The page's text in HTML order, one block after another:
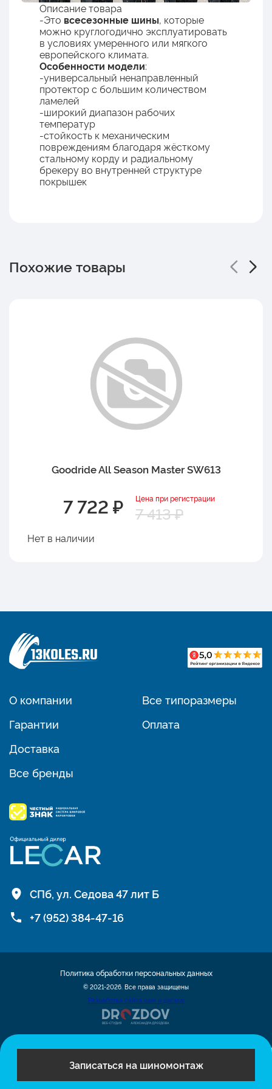
Записаться на шиномонтаж
Описание товара
-Это всесезонные шины, которые
можно круглогодично эксплуатировать
в условиях умеренного или мягкого
европейского климата.
Особенности модели:
-универсальный ненаправленный
протектор с большим количеством
ламелей
-широкий диапазон рабочих
температур
-стойкость к механическим
повреждениям благодаря жёсткому
стальному корду и радиальному
брекеру во внутренней структуре
покрышек
Похожие товары
Goodride All Season Master SW613
7 722 ₽ Цена при регистрации
7 413 ₽
Нет в наличии
О компании
Гарантии
Доставка
Все бренды
Все типоразмеры
Оплата
СПб, ул. Седова 47 лит Б
+7 (952) 384-47-16
© 2021-2026. Все права защищены
Разработка сайта шин и дисков
Политика обработки персональных данных